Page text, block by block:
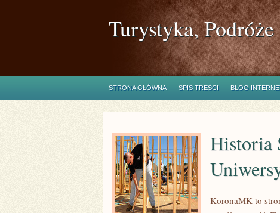
Turystyka, Podróże
STRONA GŁÓWNA SPIS TREŚCI BLOG
Historia
KoronaMK to